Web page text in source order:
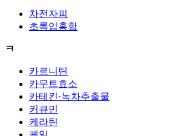
차전자피
초록입홍합
ㅋ
카르니틴
카무트효소
카테킨·녹차추출물
커큐민
케라틴